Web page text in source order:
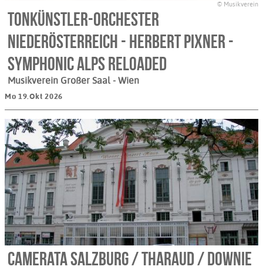
© Musikverein
Tonkünstler-Orchester
Niederösterreich - Herbert Pixner -
Symphonic Alps reloaded
Musikverein Großer Saal - Wien
Mo 19.Okt 2026
Camerata Salzburg / Tharaud / Downie